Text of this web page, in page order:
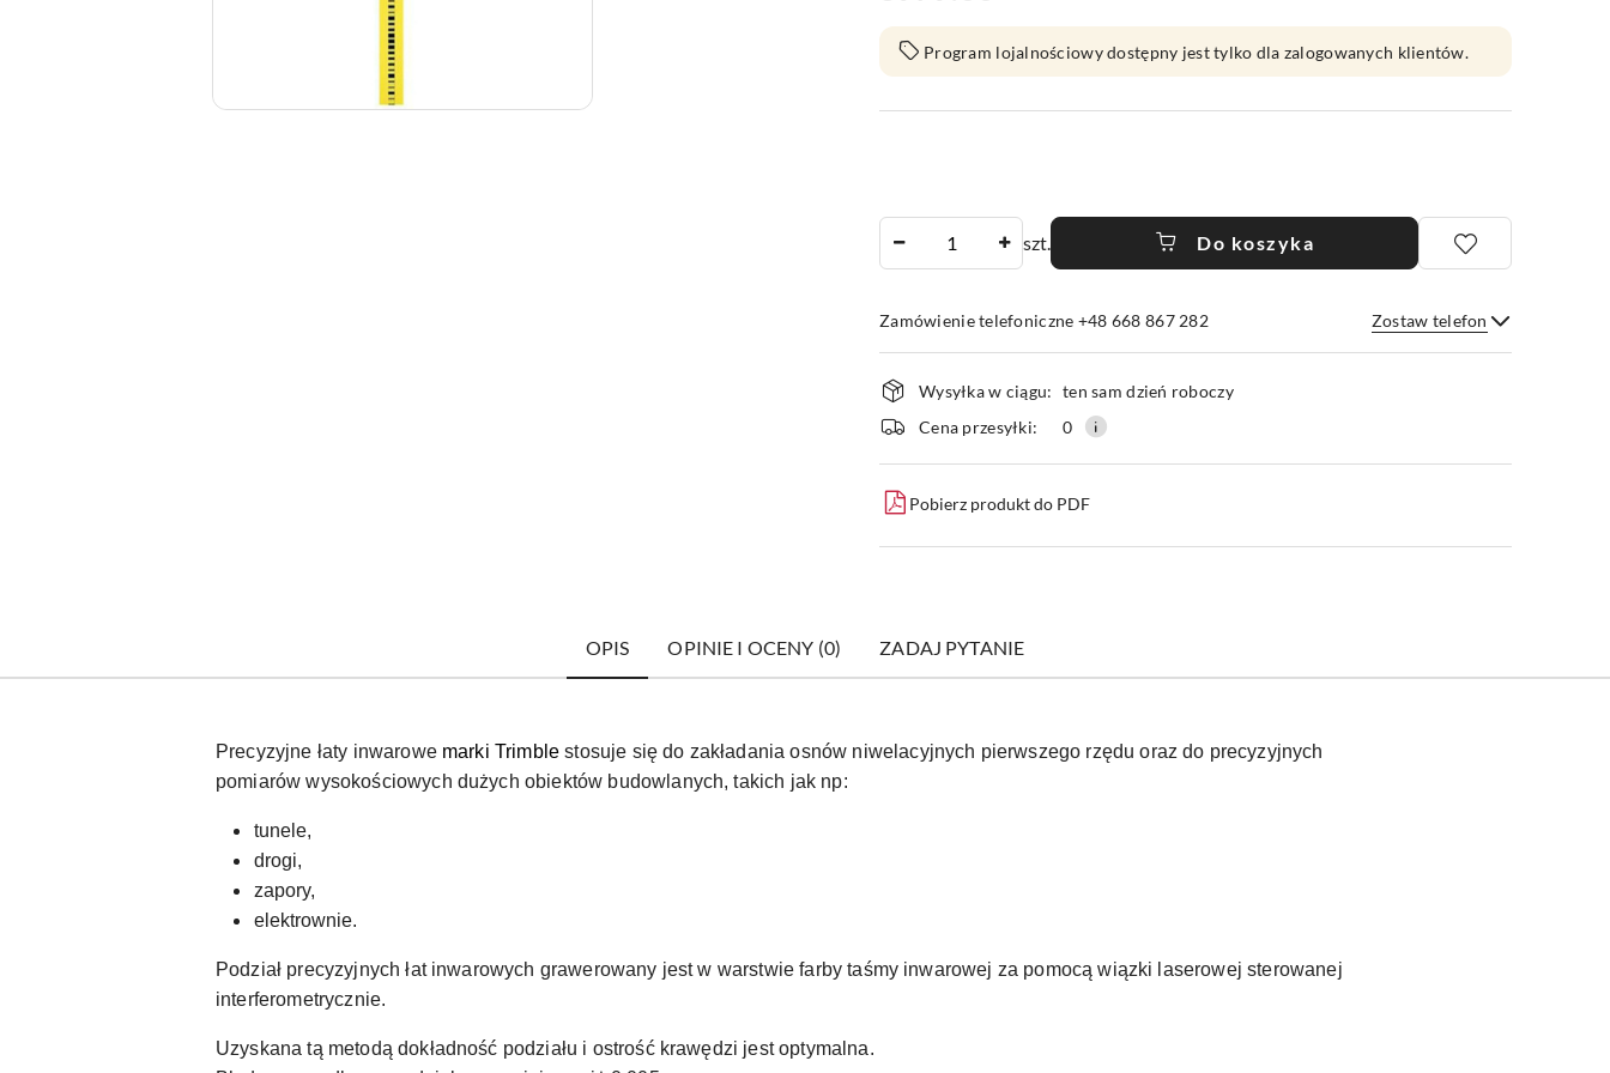
Program lojalnościowy dostępny jest tylko dla zalogowanych klientów.
szt. Do koszyka
Zamówienie telefoniczne +48 668 867 282 Zostaw telefon
Wyślij
Dostępność
i
dostawa
Wysyłka w ciągu: ten sam dzień roboczy
Cena przesyłki:
0
Pobierz produkt do PDF
OPIS OPINIE I OCENY (0) ZADAJ PYTANIE
Precyzyjne łaty inwarowe marki Trimble stosuje się do zakładania osnów niwelacyjnych pierwszego rzędu oraz do precyzyjnych
pomiarów wysokościowych dużych obiektów budowlanych, takich jak np:
tunele,
drogi,
zapory,
elektrownie.
Podział precyzyjnych łat inwarowych grawerowany jest w warstwie farby taśmy inwarowej za pomocą wiązki laserowej sterowanej
interferometrycznie.
Uzyskana tą metodą dokładność podziału i ostrość krawędzi jest optymalna.